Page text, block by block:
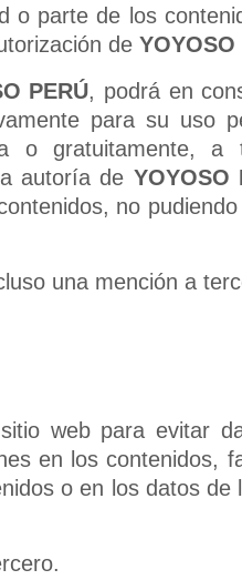
o parte de los
deYOYOSO
PERÚ, podrá en
para su uso
o gratuitamente, a
autoría de YOYOSO
no
una mención a
web para evitar
en los contenidos,
o en los datos de